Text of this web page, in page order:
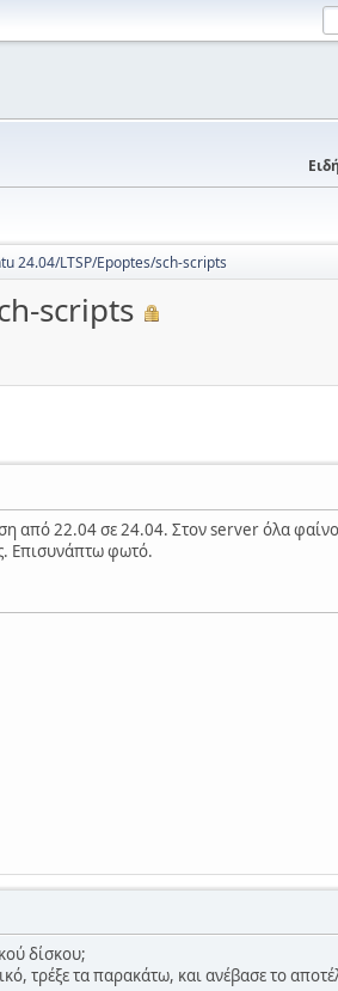
24.04/LTSP/Epoptes/sch-scripts
scripts
από 22.04 σε 24.04. Στον server όλα
Επισυνάπτω φωτό.
δίσκου;
τρέξε τα παρακάτω, και ανέβασε το